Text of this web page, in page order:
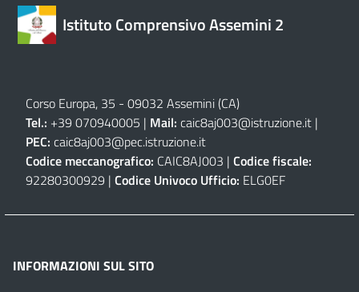
Istituto Comprensivo Assemini 2
Corso Europa, 35 - 09032 Assemini (CA)
Tel.: +39 070940005 | Mail: caic8aj003@istruzione.it |
PEC: caic8aj003@pec.istruzione.it
Codice meccanografico: CAIC8AJ003 | Codice fiscale:
92280300929 | Codice Univoco Ufficio: ELG0EF
INFORMAZIONI SUL SITO